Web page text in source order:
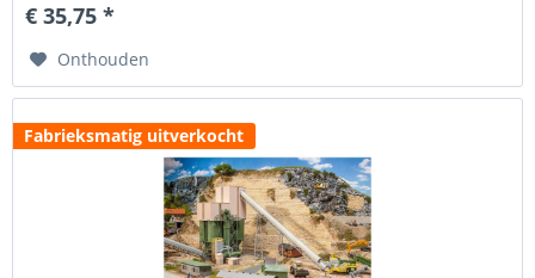
€ 35,75 *
Onthouden
Fabrieksmatig uitverkocht